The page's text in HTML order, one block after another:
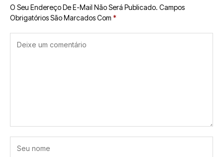
O Seu Endereço De E-Mail Não Será Publicado. Campos
Obrigatórios São Marcados Com *